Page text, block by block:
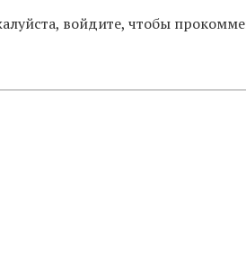
войдите, чтобы